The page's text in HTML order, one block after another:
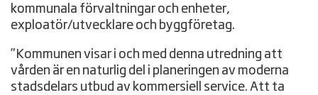
kommunala förvaltningar och enheter,
exploatör/utvecklare och byggföretag.
”Kommunen visar i och med denna utredning att
vården är en naturlig del i planeringen av moderna
stadsdelars utbud av kommersiell service. Att ta